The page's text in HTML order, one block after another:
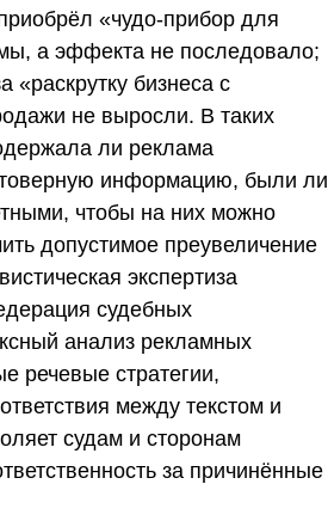
«чудо-прибор для
а эффекта не последовало;
«раскрутку бизнеса с
не выросли. В таких
ли реклама
информацию, были ли
чтобы на них можно
допустимое преувеличение
экспертиза
судебных
анализ рекламных
речевые стратегии,
между текстом и
судам и сторонам
за причинённые